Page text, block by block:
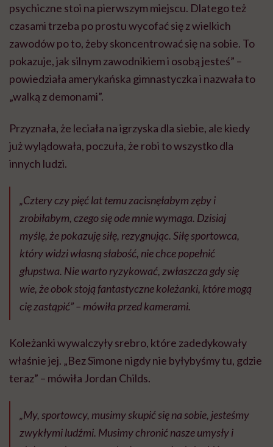
psychiczne stoi na pierwszym miejscu. Dlatego też
czasami trzeba po prostu wycofać się z wielkich
zawodów po to, żeby skoncentrować się na sobie. To
pokazuje, jak silnym zawodnikiem i osobą jesteś” –
powiedziała amerykańska gimnastyczka i nazwała to
„walką z demonami”.
Przyznała, że leciała na igrzyska dla siebie, ale kiedy
już wylądowała, poczuła, że robi to wszystko dla
innych ludzi.
„Cztery czy pięć lat temu zacisnęłabym zęby i
zrobiłabym, czego się ode mnie wymaga. Dzisiaj
myślę, że pokazuję siłę, rezygnując. Siłę sportowca,
który widzi własną słabość, nie chce popełnić
głupstwa. Nie warto ryzykować, zwłaszcza gdy się
wie, że obok stoją fantastyczne koleżanki, które mogą
cię zastąpić” – mówiła przed kamerami.
Koleżanki wywalczyły srebro, które zadedykowały
właśnie jej. „Bez Simone nigdy nie byłybyśmy tu, gdzie
teraz” – mówiła Jordan Childs.
„My, sportowcy, musimy skupić się na sobie, jesteśmy
zwykłymi ludźmi. Musimy chronić nasze umysły i